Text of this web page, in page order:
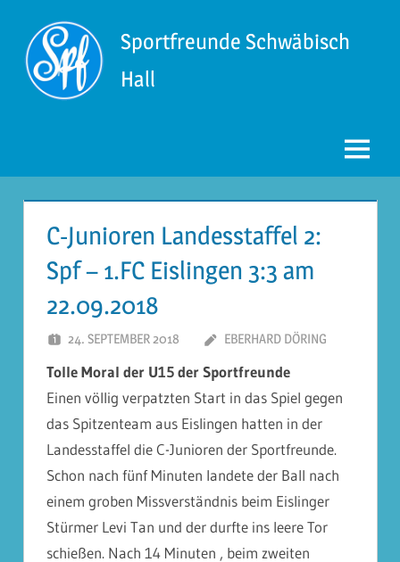
Inhalt
springen
Sportfreunde Schwäbisch
Hall
Menü
C-Junioren Landesstaffel 2:
Spf – 1.FC Eislingen 3:3 am
22.09.2018
24. SEPTEMBER 2018 EBERHARD DÖRING
Tolle Moral der U15 der Sportfreunde
Einen völlig verpatzten Start in das Spiel gegen
das Spitzenteam aus Eislingen hatten in der
Landesstaffel die C-Junioren der Sportfreunde.
Schon nach fünf Minuten landete der Ball nach
einem groben Missverständnis beim Eislinger
Stürmer Levi Tan und der durfte ins leere Tor
schießen. Nach 14 Minuten , beim zweiten